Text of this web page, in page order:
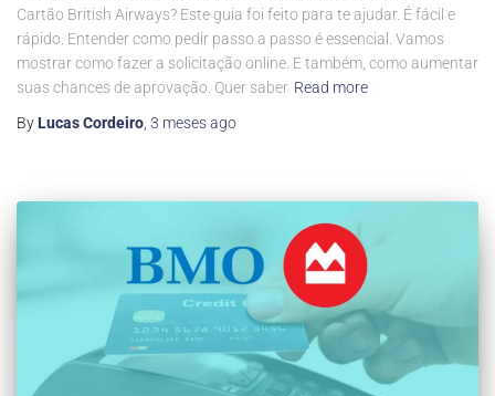
Cartão British Airways? Este guia foi feito para te ajudar. É fácil e
rápido. Entender como pedir passo a passo é essencial. Vamos
mostrar como fazer a solicitação online. E também, como aumentar
suas chances de aprovação. Quer saber Read more
By Lucas Cordeiro 3 mesesago